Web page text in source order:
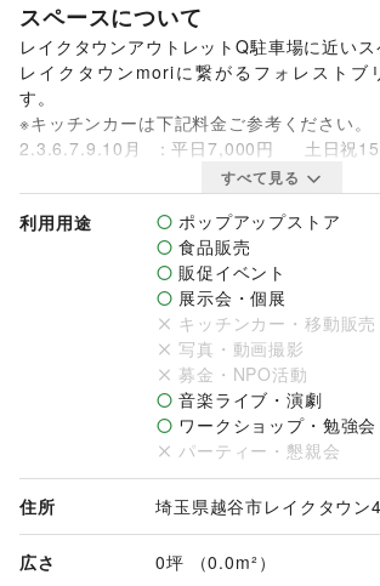
スペースについて
レイクタウンアウトレットQ駐車場に近いス
レイクタウンmoriに繋がるフォレストブ
す。
※キッチンカーは下記料金ご参
2.3.6.7.9.10月  ：平日7,000円　  土日祝
4.5.8.11.12.1月：平日10,000円　土日祝
GW.お盆.ブラックフライデー.年末年始：
祝25,000円
すべて見る
利用用途
ポップアップストア
食品販売
販促イベント
展示会・個展
キッチンカー・移動販売
写真・動画撮影
募金・NPO活動
音楽ライブ・演劇
ワークショップ・勉強会
パーティー・懇親会
住所 埼玉県越谷市レイクタウン
広さ 0坪 （0.0m²）